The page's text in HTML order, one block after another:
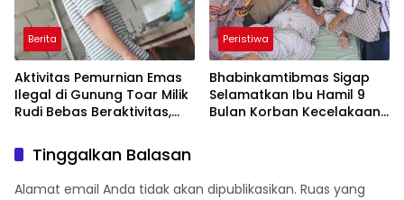
Berita
Aktivitas Pemurnian Emas
Ilegal di Gunung Toar Milik
Rudi Bebas Beraktivitas,
Polda Riau Dipertanyakan!
Peristiwa
Bhabinkamtibmas Sigap
Selamatkan Ibu Hamil 9
Bulan Korban Kecelakaan,
Tinggalkan Balasan
Alamat email Anda tidak akan dipublikasikan. Ruas yang